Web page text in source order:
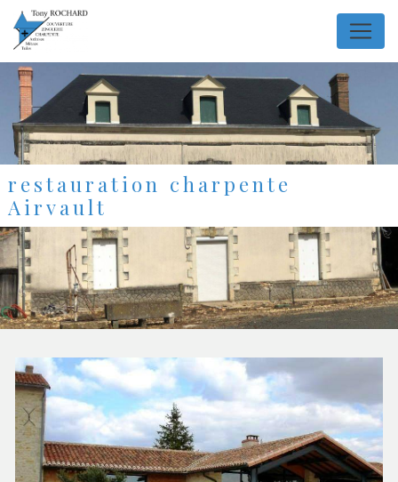
Panneau de gestion des cookies
restauration charpente
Airvault